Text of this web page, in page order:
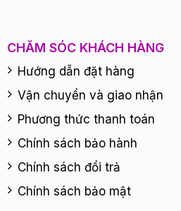
CHĂM SÓC KHÁCH HÀNG
Hướng dẫn đặt hàng
Vận chuyển và giao nhận
Phương thức thanh toán
Chính sách bảo hành
Chính sách đổi trả
Chính sách bảo mật